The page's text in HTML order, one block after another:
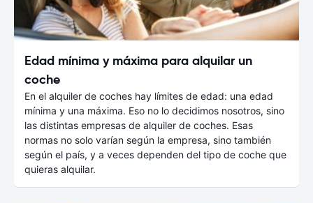
Edad mínima y máxima para alquilar un
coche
En el alquiler de coches hay límites de edad: una edad
mínima y una máxima. Eso no lo decidimos nosotros, sino
las distintas empresas de alquiler de coches. Esas
normas no solo varían según la empresa, sino también
según el país, y a veces dependen del tipo de coche que
quieras alquilar.